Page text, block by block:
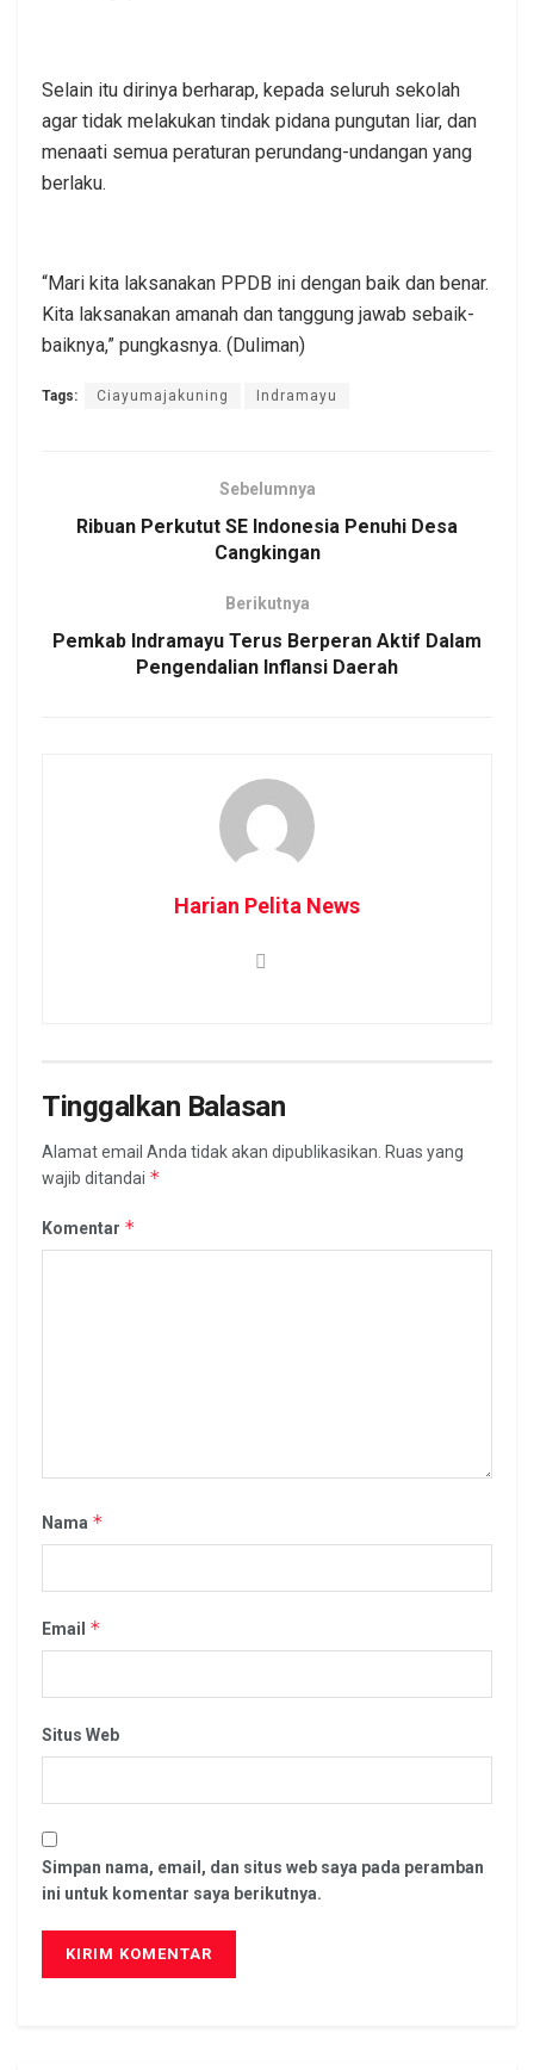
Selain itu dirinya berharap, kepada seluruh sekolah
agar tidak melakukan tindak pidana pungutan liar, dan
menaati semua peraturan perundang-undangan yang
berlaku.
“Mari kita laksanakan PPDB ini dengan baik dan benar.
Kita laksanakan amanah dan tanggung jawab sebaik-
baiknya,” pungkasnya. (Duliman)
Tags: Ciayumajakuning Indramayu
Sebelumnya
Ribuan Perkutut SE Indonesia Penuhi Desa
Cangkingan
Berikutnya
Pemkab Indramayu Terus Berperan Aktif Dalam
Pengendalian Inflansi Daerah
Harian Pelita News
Tinggalkan Balasan
Alamat email Anda tidak akan dipublikasikan. Ruas yang
wajib ditandai *
Komentar *
Nama *
Email *
Situs Web
Simpan nama, email, dan situs web saya pada peramban
ini untuk komentar saya berikutnya.